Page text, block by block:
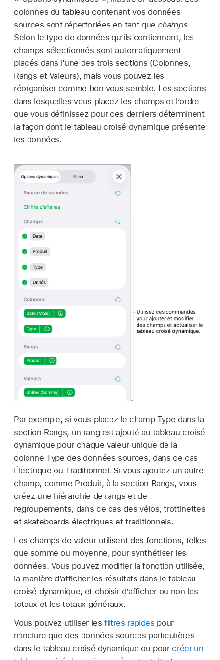
colonnes du tableau contenant vos données
sources sont répertoriées en tant que champs.
Selon le type de données qu’ils contiennent, les
champs sélectionnés sont automatiquement
placés dans l’une des trois sections (Colonnes,
Rangs et Valeurs), mais vous pouvez les
réorganiser comme bon vous semble. Les sections
dans lesquelles vous placez les champs et l’ordre
que vous définissez pour ces derniers déterminent
la façon dont le tableau croisé dynamique présente
les données.
Par exemple, si vous placez le champ Type dans la
section Rangs, un rang est ajouté au tableau croisé
dynamique pour chaque valeur unique de la
colonne Type des données sources, dans ce cas
Électrique ou Traditionnel. Si vous ajoutez un autre
champ, comme Produit, à la section Rangs, vous
créez une hiérarchie de rangs et de
regroupements, dans ce cas des vélos, trottinettes
et skateboards électriques et traditionnels.
Les champs de valeur utilisent des fonctions, telles
que somme ou moyenne, pour synthétiser les
données. Vous pouvez modifier la fonction utilisée,
la manière d’afficher les résultats dans le tableau
croisé dynamique, et choisir d’afficher ou non les
totaux et les totaux généraux.
Vous pouvez utiliser lesfiltres rapides pour
n’inclure que des données sources particulières
dans le tableau croisé dynamique ou pourcréer un